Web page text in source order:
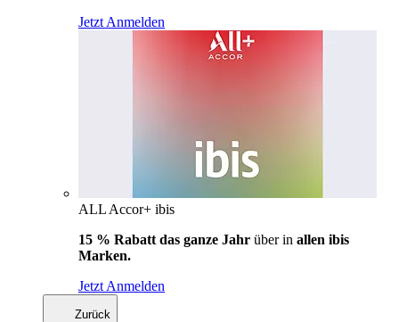
Jetzt Anmelden
ALL Accor+ ibis
15 % Rabatt das ganze Jahr über in allen ibis
Marken.
Jetzt Anmelden
Zurück